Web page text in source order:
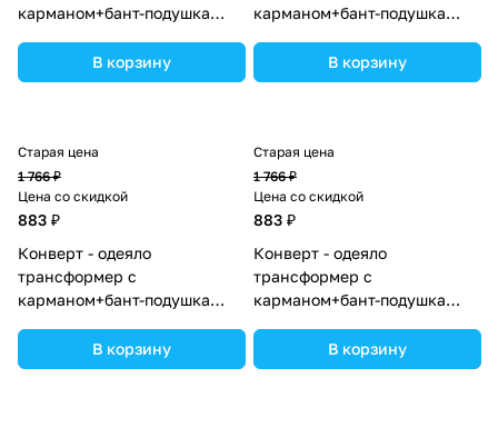
карманом+бант-подушка
(№7496-0-1_05) цвета в
ассортименте.
В корзину
карманом+бант-подушка
(№7496-0-1_10) цвета в
ассортименте.
В корзину
Старая цена
1 766 ₽
Цена со скидкой
883 ₽
Конверт - одеяло
трансформер с
карманом+бант-подушка
(№7498-0-1_08) цвета в
ассортименте.
В корзину
Старая цена
1 766 ₽
Цена со скидкой
883 ₽
Конверт - одеяло
трансформер с
карманом+бант-подушка
(№7498-0-1_03) цвета в
ассортименте.
В корзину